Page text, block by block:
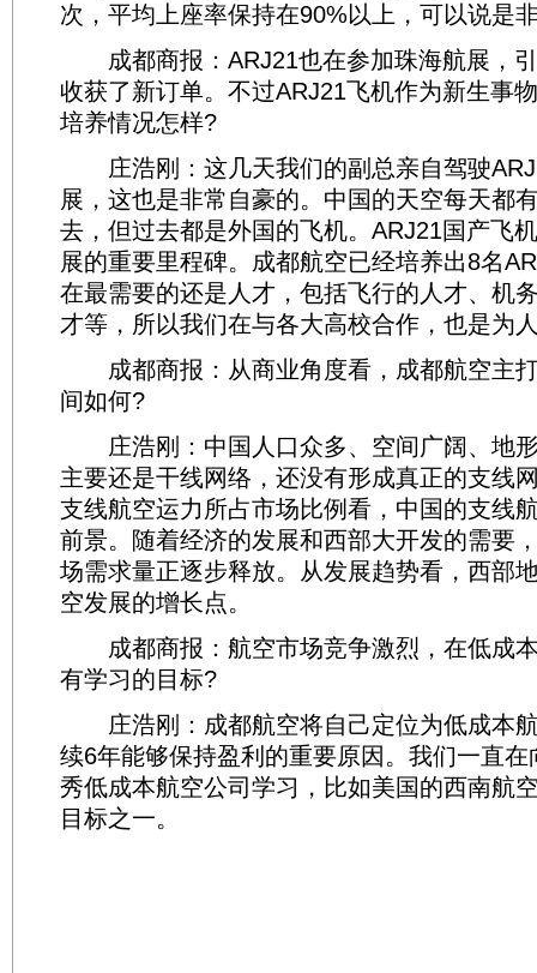
次，平均上座率保持在90%以上，可以说是
成都商报：ARJ21也在参加珠海航展，
收获了新订单。不过ARJ21飞机作为新生事
培养情况怎样?
庄浩刚：这几天我们的副总亲自驾驶
展，这也是非常自豪的。中国的天空每天都
去，但过去都是外国的飞机。ARJ21国产飞
展的重要里程碑。成都航空已经培养出8名
在最需要的还是人才，包括飞行的人才、机
才等，所以我们在与各大高校合作，也是为
成都商报：从商业角度看，成都航空主
间如何?
庄浩刚：中国人口众多、空间广阔、地
主要还是干线网络，还没有形成真正的支线
支线航空运力所占市场比例看，中国的支线
前景。随着经济的发展和西部大开发的需要
场需求量正逐步释放。从发展趋势看，西部
空发展的增长点。
成都商报：航空市场竞争激烈，在低成
有学习的目标?
庄浩刚：成都航空将自己定位为低成本
续6年能够保持盈利的重要原因。我们一直
秀低成本航空公司学习，比如美国的西南航
目标之一。